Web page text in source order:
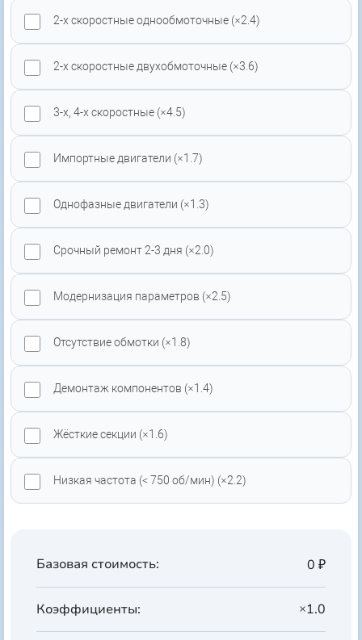
2-х скоростные однообмоточные (×2.4)
2-х скоростные двухобмоточные (×3.6)
3-х, 4-х скоростные (×4.5)
Импортные двигатели (×1.7)
Однофазные двигатели (×1.3)
Срочный ремонт 2-3 дня (×2.0)
Модернизация параметров (×2.5)
Отсутствие обмотки (×1.8)
Демонтаж компонентов (×1.4)
Жёсткие секции (×1.6)
Низкая частота (< 750 об/мин) (×2.2)
Базовая стоимость: 0 ₽
Коэффициенты: ×1.0